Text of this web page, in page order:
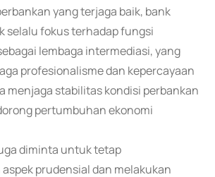
yang terjaga baik, bank
selalu fokus terhadap fungsi
lembaga intermediasi, yang
profesionalisme dan kepercayaan
menjaga stabilitas kondisi perbankan
pertumbuhan ekonomi
diminta untuk tetap
prudensial dan melakukan